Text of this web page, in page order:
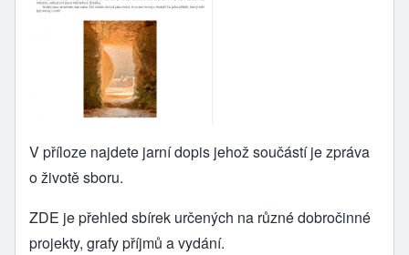
Vpříloze najdete jarní dopis jehož součástí je zpráva
o životě sboru.
ZDE je přehled sbírek určených na různé dobročinné
projekty, grafy příjmů a vydání.